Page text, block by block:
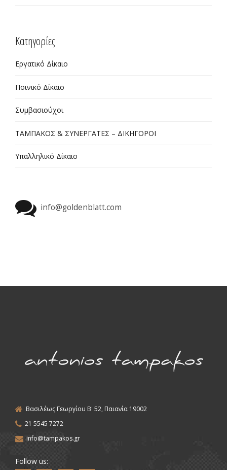
Kατηγορίες
Εργατικό Δίκαιο
Ποινικό Δίκαιο
Συμβασιούχοι
ΤΑΜΠΑΚΟΣ & ΣΥΝΕΡΓΑΤΕΣ – ΔΙΚΗΓΟΡΟΙ
Υπαλληλικό Δίκαιο
info@goldenblatt.com
Βασιλέως Γεωργίου Β' 52, Παιανία 19002
21 5545 7272
info@tampakos.gr
Follow us: